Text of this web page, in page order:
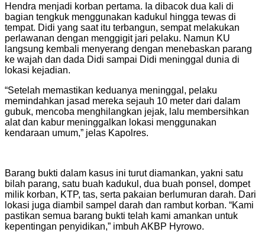
Hendra menjadi korban pertama. Ia dibacok dua kali di
bagian tengkuk menggunakan kadukul hingga tewas di
tempat. Didi yang saat itu terbangun, sempat melakukan
perlawanan dengan menggigit jari pelaku. Namun KU
langsung kembali menyerang dengan menebaskan parang
ke wajah dan dada Didi sampai Didi meninggal dunia di
lokasi kejadian.
“Setelah memastikan keduanya meninggal, pelaku
memindahkan jasad mereka sejauh 10 meter dari dalam
gubuk, mencoba menghilangkan jejak, lalu membersihkan
alat dan kabur meninggalkan lokasi menggunakan
kendaraan umum,” jelas Kapolres.
Barang bukti dalam kasus ini turut diamankan, yakni satu
bilah parang, satu buah kadukul, dua buah ponsel, dompet
milik korban, KTP, tas, serta pakaian berlumuran darah. Dari
lokasi juga diambil sampel darah dan rambut korban. “Kami
pastikan semua barang bukti telah kami amankan untuk
kepentingan penyidikan,” imbuh AKBP Hyrowo.